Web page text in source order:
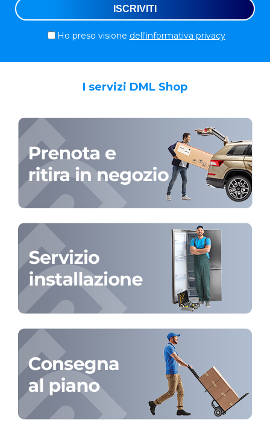
Ho preso visione dell'informativa privacy
I servizi DML Shop